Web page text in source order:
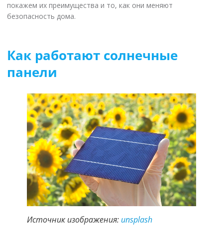
покажем их преимущества и то, как они меняют
безопасность дома.
Как работают солнечные
панели
Источник изображения: unsplash